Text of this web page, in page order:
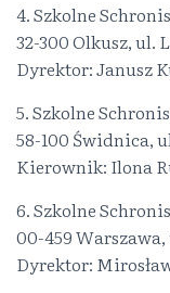
4. Szkolne
32-300 Olkusz, ul.
Dyrektor: Janusz
5. Szkolne
58-100 Świdnica,
Kierownik: Ilona
6. Szkolne
00-459
Dyrektor: